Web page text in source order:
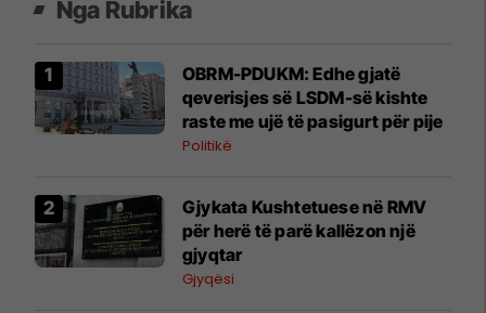
Nga Rubrika
OBRM-PDUKM: Edhe gjatë
qeverisjes së LSDM-së kishte
raste me ujë të pasigurt për pije
Politikë
Gjykata Kushtetuese në RMV
për herë të parë kallëzon një
gjyqtar
Gjyqësi